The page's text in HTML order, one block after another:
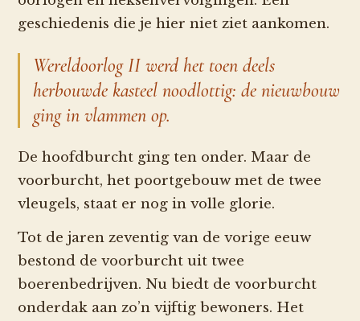
geschiedenis die je hier niet ziet aankomen.
Wereldoorlog II werd het toen deels
herbouwde kasteel noodlottig: de nieuwbouw
ging in vlammen op.
De hoofdburcht ging ten onder. Maar de
voorburcht, het poortgebouw met de twee
vleugels, staat er nog in volle glorie.
Tot de jaren zeventig van de vorige eeuw
bestond de voorburcht uit twee
boerenbedrijven. Nu biedt de voorburcht
onderdak aan zo’n vijftig bewoners. Het